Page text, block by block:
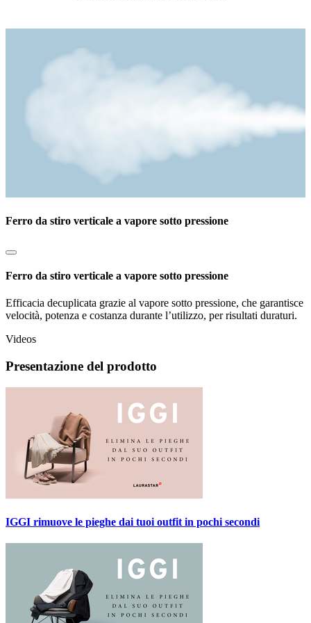
Ferro da stiro verticale a vapore sotto pressione
Ferro da stiro verticale a vapore sotto pressione
Efficacia decuplicata grazie al vapore sotto pressione, che garantisce
velocità, potenza e costanza durante l’utilizzo, per risultati duraturi.
Videos
Presentazione del prodotto
IGGI rimuove le pieghe dai tuoi outfit in pochi secondi